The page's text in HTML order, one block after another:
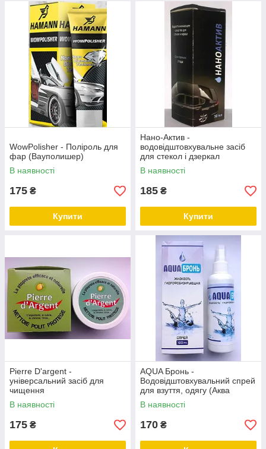
WowPolisher - Поліроль для
фар (Вауполишер)
В наявності
175 ₴
Купити
Нано-Актив -
водовідштовхувальне засіб
для стекол і дзеркал
В наявності
185 ₴
Купити
Pierre D'argent -
універсальний засіб для
чищення
В наявності
175 ₴
AQUA Бронь -
Водовідштовхувальний спрей
для взуття, одягу (Аква
Бронь)
В наявності
170 ₴